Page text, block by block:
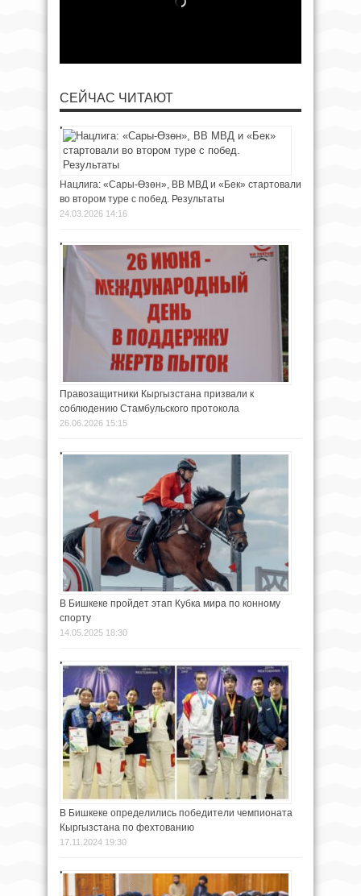
СЕЙЧАС ЧИТАЮТ
Нацлига: «Сары-Өзөн», ВВ МВД и «Бек» стартовали
во втором туре с побед. Результаты
24.03.2026 14:16
Правозащитники Кыргызстана призвали к
соблюдению Стамбульского протокола
26.06.2026 15:15
В Бишкеке пройдет этап Кубка мира по конному
спорту
14.05.2025 18:30
В Бишкеке определились победители чемпионата
Кыргызстана по фехтованию
17.11.2024 19:30